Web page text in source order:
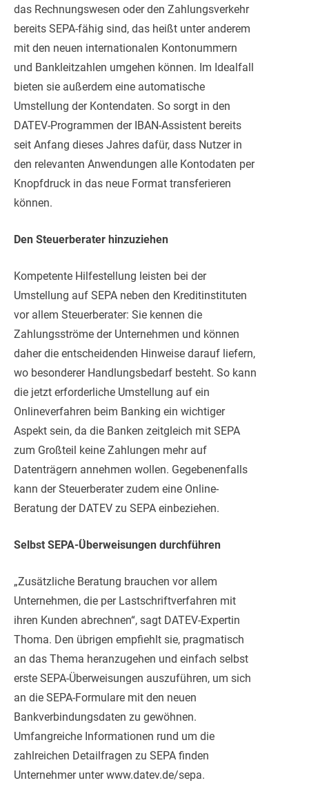
das Rechnungswesen oder den Zahlungsverkehr
bereits SEPA-fähig sind, das heißt unter anderem
mit den neuen internationalen Kontonummern
und Bankleitzahlen umgehen können. Im Idealfall
bieten sie außerdem eine automatische
Umstellung der Kontendaten. So sorgt in den
DATEV-Programmen der IBAN-Assistent bereits
seit Anfang dieses Jahres dafür, dass Nutzer in
den relevanten Anwendungen alle Kontodaten per
Knopfdruck in das neue Format transferieren
können.
Den Steuerberater hinzuziehen
Kompetente Hilfestellung leisten bei der
Umstellung auf SEPA neben den Kreditinstituten
vor allem Steuerberater: Sie kennen die
Zahlungsströme der Unternehmen und können
daher die entscheidenden Hinweise darauf liefern,
wo besonderer Handlungsbedarf besteht. So kann
die jetzt erforderliche Umstellung auf ein
Onlineverfahren beim Banking ein wichtiger
Aspekt sein, da die Banken zeitgleich mit SEPA
zum Großteil keine Zahlungen mehr auf
Datenträgern annehmen wollen. Gegebenenfalls
kann der Steuerberater zudem eine Online-
Beratung der DATEV zu SEPA einbeziehen.
Selbst SEPA-Überweisungen durchführen
„Zusätzliche Beratung brauchen vor allem
Unternehmen, die per Lastschriftverfahren mit
ihren Kunden abrechnen“, sagt DATEV-Expertin
Thoma. Den übrigen empfiehlt sie, pragmatisch
an das Thema heranzugehen und einfach selbst
erste SEPA-Überweisungen auszuführen, um sich
an die SEPA-Formulare mit den neuen
Bankverbindungsdaten zu gewöhnen.
Umfangreiche Informationen rund um die
zahlreichen Detailfragen zu SEPA finden
Unternehmer unter www.datev.de/sepa.